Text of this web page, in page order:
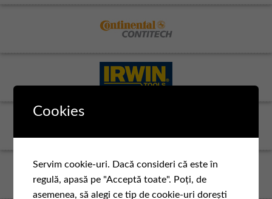
Cookies
Servim cookie-uri. Dacă consideri că este în
regulă, apasă pe "Acceptă toate". Poți, de
asemenea, să alegi ce tip de cookie-uri dorești